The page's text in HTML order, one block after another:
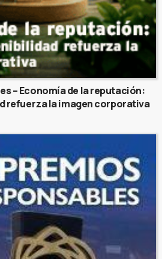
– Economía de la reputación:
refuerza la imagen corporativa